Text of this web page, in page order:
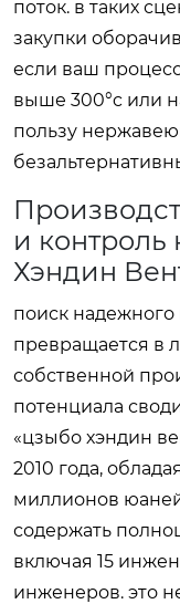
поток. в таких
закупки
если ваш
выше 300°c или
пользу
и
Хэндин
поиск надежного
превращается в
собственной
потенциала
«цзыбо хэндин
2010 года,
миллионов
содержать
включая 15
инженеров. это